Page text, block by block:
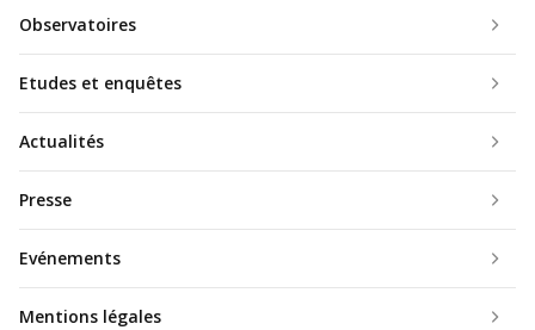
Observatoires
Etudes et enquêtes
Actualités
Presse
Evénements
Mentions légales